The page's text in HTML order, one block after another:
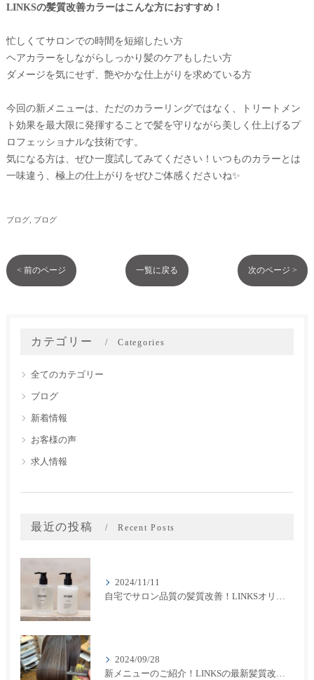
LINKSの髪質改善カラーはこんな方におすすめ！
忙しくてサロンでの時間を短縮したい方
ヘアカラーをしながらしっかり髪のケアもしたい方
ダメージを気にせず、艶やかな仕上がりを求めている方
今回の新メニューは、ただのカラーリングではなく、トリートメン
ト効果を最大限に発揮することで髪を守りながら美しく仕上げるプ
ロフェッショナルな技術です。
気になる方は、ぜひ一度試してみてください！いつものカラーとは
一味違う、極上の仕上がりをぜひご体感くださいね✨
ブログ ブログ
< 前のページ 一覧に戻る 次のページ >
カテゴリー Categories
全てのカテゴリー
ブログ
新着情報
お客様の声
求人情報
最近の投稿 Recent Posts
2024/11/11
自宅でサロン品質の髪質改善！LINKSオリジナル「THE RaDIXシャンプー＆トリートメント」のご紹介
2024/09/28
新メニューのご紹介！LINKSの最新髪質改善カラーメニューが登場！